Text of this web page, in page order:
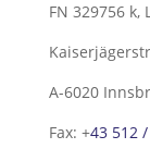
FN 329756
A-6020
Fax: +43 512